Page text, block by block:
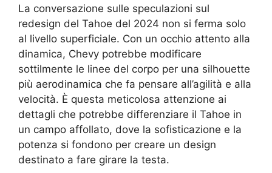
La conversazione sulle speculazioni sul
redesign del Tahoe del 2024 non si ferma solo
al livello superficiale. Con un occhio attento alla
dinamica, Chevy potrebbe modificare
sottilmente le linee del corpo per una silhouette
più aerodinamica che fa pensare all’agilità e alla
velocità. È questa meticolosa attenzione ai
dettagli che potrebbe differenziare il Tahoe in
un campo affollato, dove la sofisticazione e la
potenza si fondono per creare un design
destinato a fare girare la testa.